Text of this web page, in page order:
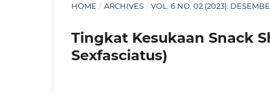
HOME / ARCHIVES / VOL. 6 NO. 02 (2023):
Tingkat Kesukaan Snack
Sexfasciatus)